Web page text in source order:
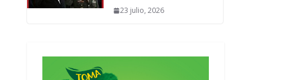
23 julio, 2026